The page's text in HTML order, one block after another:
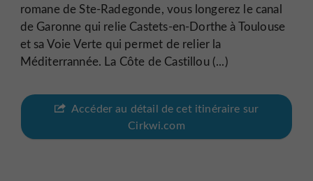
romane de Ste-Radegonde, vous longerez le canal
de Garonne qui relie Castets-en-Dorthe à Toulouse
et sa Voie Verte qui permet de relier la
Méditerrannée. La Côte de Castillou (...)
Accéder au détail de cet itinéraire sur
Cirkwi.com